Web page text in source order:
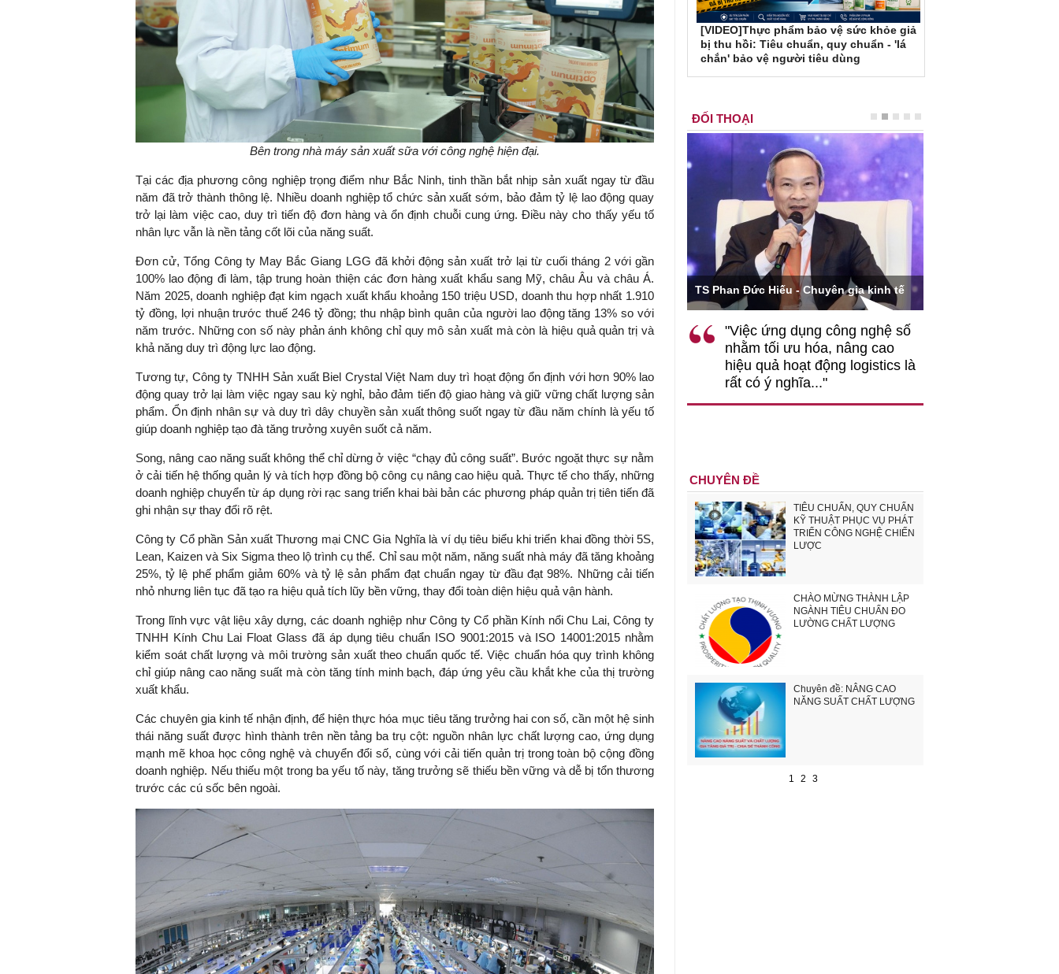
Bên trong nhà máy sản xuất sữa với công nghệ hiện đại.
Tại các địa phương công nghiệp trọng điểm như Bắc Ninh, tinh thần bắt nhịp sản xuất ngay từ đầu
năm đã trở thành thông lệ. Nhiều doanh nghiệp tổ chức sản xuất sớm, bảo đảm tỷ lệ lao động quay
trở lại làm việc cao, duy trì tiến độ đơn hàng và ổn định chuỗi cung ứng. Điều này cho thấy yếu tố
nhân lực vẫn là nền tảng cốt lõi của năng suất.
Đơn cử, Tổng Công ty May Bắc Giang LGG đã khởi động sản xuất trở lại từ cuối tháng 2 với gần
100% lao động đi làm, tập trung hoàn thiện các đơn hàng xuất khẩu sang Mỹ, châu Âu và châu Á.
Năm 2025, doanh nghiệp đạt kim ngạch xuất khẩu khoảng 150 triệu USD, doanh thu hợp nhất 1.910
tỷ đồng, lợi nhuận trước thuế 246 tỷ đồng; thu nhập bình quân của người lao động tăng 13% so với
năm trước. Những con số này phản ánh không chỉ quy mô sản xuất mà còn là hiệu quả quản trị và
khả năng duy trì động lực lao động.
Tương tự, Công ty TNHH Sản xuất Biel Crystal Việt Nam duy trì hoạt động ổn định với hơn 90% lao
động quay trở lại làm việc ngay sau kỳ nghỉ, bảo đảm tiến độ giao hàng và giữ vững chất lượng sản
phẩm. Ổn định nhân sự và duy trì dây chuyền sản xuất thông suốt ngay từ đầu năm chính là yếu tố
giúp doanh nghiệp tạo đà tăng trưởng xuyên suốt cả năm.
Song, nâng cao năng suất không thể chỉ dừng ở việc “chạy đủ công suất”. Bước ngoặt thực sự nằm
ở cải tiến hệ thống quản lý và tích hợp đồng bộ công cụ nâng cao hiệu quả. Thực tế cho thấy, những
doanh nghiệp chuyển từ áp dụng rời rạc sang triển khai bài bản các phương pháp quản trị tiên tiến đã
ghi nhận sự thay đổi rõ rệt.
Công ty Cổ phần Sản xuất Thương mại CNC Gia Nghĩa là ví dụ tiêu biểu khi triển khai đồng thời 5S,
Lean, Kaizen và Six Sigma theo lộ trình cụ thể. Chỉ sau một năm, năng suất nhà máy đã tăng khoảng
25%, tỷ lệ phế phẩm giảm 60% và tỷ lệ sản phẩm đạt chuẩn ngay từ đầu đạt 98%. Những cải tiến
nhỏ nhưng liên tục đã tạo ra hiệu quả tích lũy bền vững, thay đổi toàn diện hiệu quả vận hành.
Trong lĩnh vực vật liệu xây dựng, các doanh nghiệp như Công ty Cổ phần Kính nổi Chu Lai, Công ty
TNHH Kính Chu Lai Float Glass đã áp dụng tiêu chuẩn ISO 9001:2015 và ISO 14001:2015 nhằm
kiểm soát chất lượng và môi trường sản xuất theo chuẩn quốc tế. Việc chuẩn hóa quy trình không
chỉ giúp nâng cao năng suất mà còn tăng tính minh bạch, đáp ứng yêu cầu khắt khe của thị trường
xuất khẩu.
Các chuyên gia kinh tế nhận định, để hiện thực hóa mục tiêu tăng trưởng hai con số, cần một hệ sinh
thái năng suất được hình thành trên nền tảng ba trụ cột: nguồn nhân lực chất lượng cao, ứng dụng
mạnh mẽ khoa học công nghệ và chuyển đổi số, cùng với cải tiến quản trị trong toàn bộ cộng đồng
doanh nghiệp. Nếu thiếu một trong ba yếu tố này, tăng trưởng sẽ thiếu bền vững và dễ bị tổn thương
trước các cú sốc bên ngoài.
[VIDEO]Thực phẩm bảo vệ sức khỏe giả
bị thu hồi: Tiêu chuẩn, quy chuẩn - 'lá
chắn' bảo vệ người tiêu dùng
ĐỐI THOẠI
TS. Nguyễn Đức Độ - Phó Viện trưởng
Viện Kinh tế Tài chính
"Có rất nhiều việc phải làm
ngay từ bây giờ và trên thực tế
đầu tư cho khoa học công
nghệ; ban hành các cơ chế
khuyến khích đổi mới sáng tạo,
khởi nghiệp..."
Việc sử dụng hiệu quả chính
đóng vai trò tạo nền tảng cho
tăng trưởng bền vững dài hạn.
TS Phan Đức Hiếu - Chuyên gia kinh tế
"Việc ứng dụng công nghệ số
nhằm tối ưu hóa, nâng cao
hiệu quả hoạt động logistics là
rất có ý nghĩa..."
CHUYÊN ĐỀ
TIÊU CHUẨN, QUY CHUẨN
KỸ THUẬT PHỤC VỤ PHÁT
TRIỂN CÔNG NGHỆ CHIẾN
LƯỢC
CHÀO MỪNG THÀNH LẬP
NGÀNH TIÊU CHUẨN ĐO
LƯỜNG CHẤT LƯỢNG
Chuyên đề: NÂNG CAO
NĂNG SUẤT CHẤT LƯỢNG
1 2 3